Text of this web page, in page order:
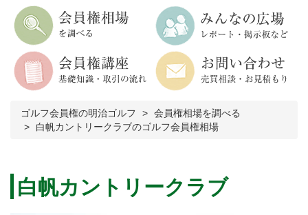
ゴルフ会員権の明治ゴルフ
会員権相場を調べる
白帆カントリークラブのゴルフ会員権相場
白帆カントリークラブ